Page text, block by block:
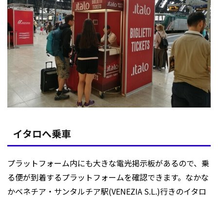
イタロへ乗車
プラットフォーム内にも大きな電光掲示板があるので、乗
る便が到着するプラットフォームを確認できます。なかな
かベネチア・サンタルチア駅(VENEZIA S.L.)行きのイタロ